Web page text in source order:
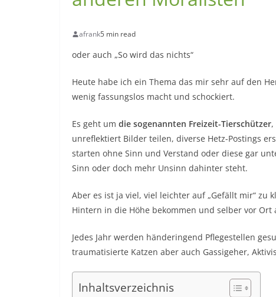
afrank5 min read
oder auch „So wird das nichts“
Heute habe ich ein Thema das mir sehr auf den
wenig fassungslos macht und schockiert.
Es geht um die sogenannten Freizeit-Tierschützer
unreflektiert Bilder teilen, diverse Hetz-Postings
starten ohne Sinn und Verstand oder diese gar
Sinn oder doch mehr Unsinn dahinter steht.
Aber es ist ja viel, viel leichter auf „Gefällt mir“ zu
Hintern in die Höhe bekommen und selber vor Ort
Jedes Jahr werden händeringend Pflegestellen
traumatisierte Katzen aber auch Gassigeher,
Inhaltsverzeichnis